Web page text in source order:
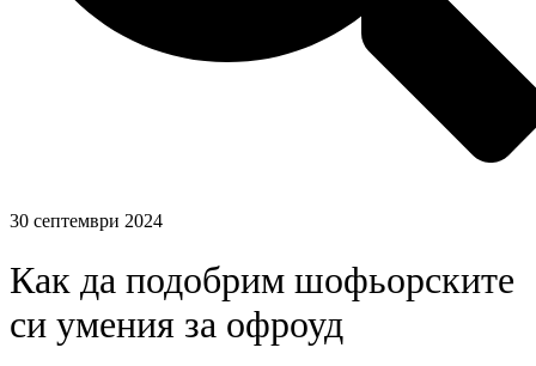
30 септември 2024
Как да подобрим шофьорските
си умения за офроуд